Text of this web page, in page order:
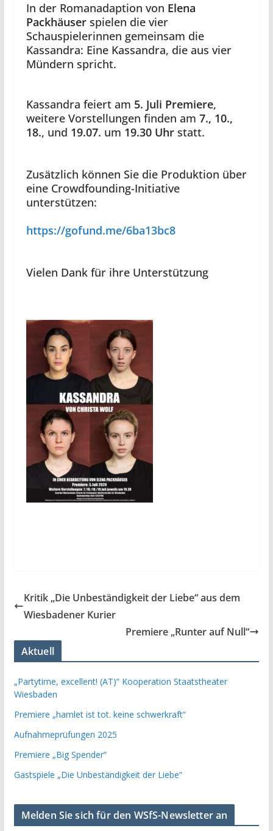
In der Romanadaption von Elena
Packhäuserspielen die vier
Schauspielerinnen gemeinsam die
Kassandra: Eine Kassandra, die aus vier
Mündern spricht.
Kassandra feiert am 5. Juli Premiere,
weitere Vorstellungen finden am 7., 10.,
18., und 19.07. um 19.30 Uhrstatt.
Zusätzlich können Sie die Produktion über
eine Crowdfounding-Initiative
unterstützen:
https://gofund.me/6ba13bc8
Vielen Dank für ihre Unterstützung
Kritik „Die Unbeständigkeit der Liebe“ aus dem
Wiesbadener Kurier
Premiere „Runter auf Null“
Aktuell
„Partytime, excellent! (AT)“ Kooperation Staatstheater
Wiesbaden
Premiere „hamlet ist tot. keine schwerkraft“
Aufnahmeprüfungen 2025
Premiere „Big Spender“
Gastspiele „Die Unbeständigkeit der Liebe“
Melden Sie sich für den WSfS-Newsletter an